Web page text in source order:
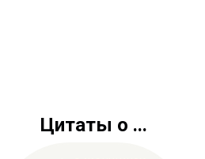
Цитаты о ...